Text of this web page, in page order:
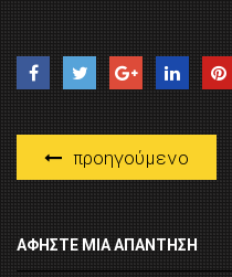
προηγούμενο
ΑΦΉΣΤΕ ΜΙΑ ΑΠΆΝΤΗΣΗ